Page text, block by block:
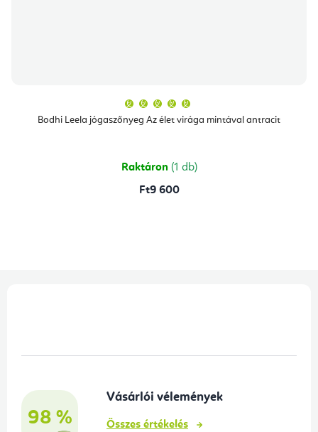
Bodhi Leela jógaszőnyeg Az élet virága mintával antracit
átlagos
értékelése
csillag.
Raktáron (1 db)
Ft9 600
98 %
Vásárlói vélemények
Összes értékelés